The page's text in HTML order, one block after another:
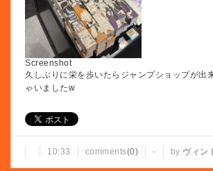
Screenshot
久しぶりに栄を歩いたらジャンプショップが出
ゃいましたw
10:33 comments(0) - by ヴィン